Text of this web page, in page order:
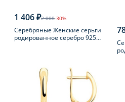
1 406 ₽2 008-30%
Серебряные Женские серьги
родированное серебро 925